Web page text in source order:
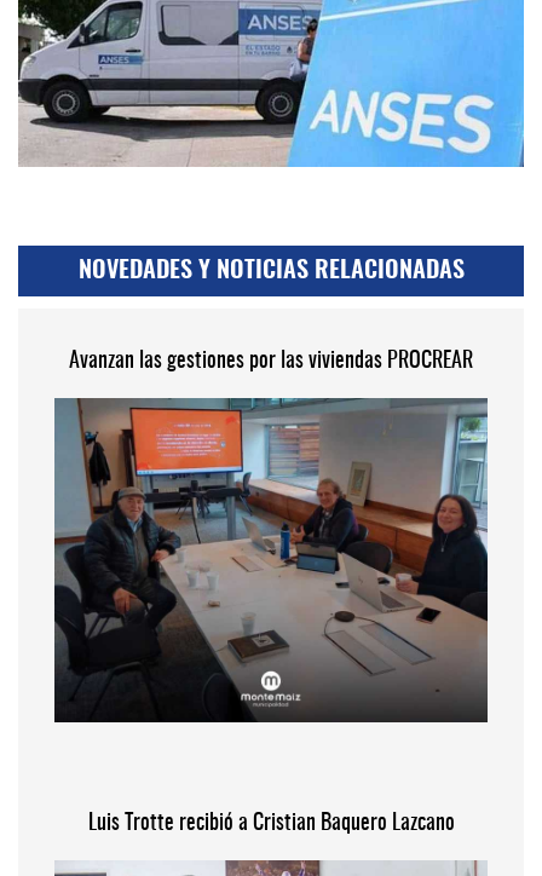
NOVEDADES Y NOTICIAS RELACIONADAS
Avanzan las gestiones por las viviendas PROCREAR
Luis Trotte recibió a Cristian Baquero Lazcano